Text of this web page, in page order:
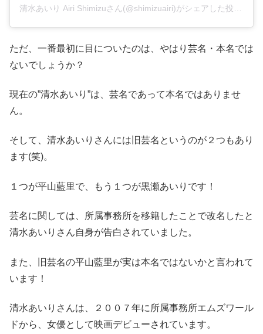
清水あいり Airi Shimizuさん(@shimizuairi)がシェアした投稿
ただ、一番最初に目についたのは、やはり芸名・本名では
ないでしょうか？
現在の”清水あいり”は、芸名であって本名ではありませ
ん。
そして、清水あいりさんには旧芸名というのが２つもあり
ます(笑)。
１つが平山藍里で、もう１つが黒瀬あいりです！
芸名に関しては、所属事務所を移籍したことで改名したと
清水あいりさん自身が告白されていました。
また、旧芸名の平山藍里が実は本名ではないかと言われて
います！
清水あいりさんは、２００７年に所属事務所エムズワール
ドから、女優として映画デビューされています。